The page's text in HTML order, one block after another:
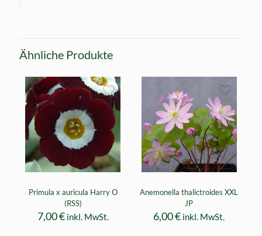
Ähnliche Produkte
Primula x auricula Harry O
(RSS)
7,00€ inkl. MwSt.
Anemonella thalictroides XXL
JP
6,00€ inkl. MwSt.